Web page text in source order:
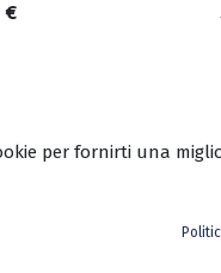
€
Sede
per fornirti una